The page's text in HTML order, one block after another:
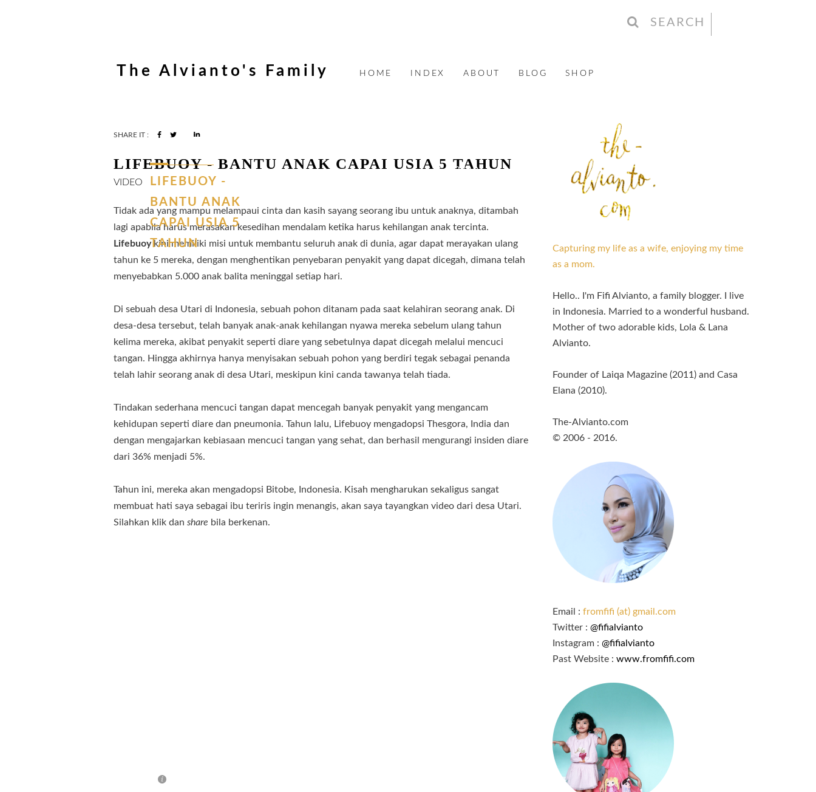
SEARCH
The Alvianto's Family HOME INDEX ABOUT BLOG SHOP
LIFEBUOY -
BANTU ANAK
CAPAIUSIA5
TAHUN
6/02/2014
SHARE IT :
LIFEBUOY - BANTU ANAK CAPAI USIA 5 TAHUN
VIDEO
Tidak ada yang mampu melampaui cinta dan kasih sayang seorang ibu untuk anaknya, ditambah
lagi apabila harus merasakan kesedihan mendalam ketika harus kehilangan anak tercinta.
Lifebuoykini memiliki misi untuk membantu seluruh anak di dunia, agar dapat merayakan ulang
tahun ke 5 mereka, dengan menghentikan penyebaran penyakit yang dapat dicegah, dimana telah
menyebabkan 5.000 anak balita meninggal setiap hari.
Di sebuah desa Utari di Indonesia, sebuah pohon ditanam pada saat kelahiran seorang anak. Di
desa-desa tersebut, telah banyak anak-anak kehilangan nyawa mereka sebelum ulang tahun
kelima mereka, akibat penyakit seperti diare yang sebetulnya dapat dicegah melalui mencuci
tangan. Hingga akhirnya hanya menyisakan sebuah pohon yang berdiri tegak sebagai penanda
telah lahir seorang anak di desa Utari, meskipun kini canda tawanya telah tiada.
Tindakan sederhana mencuci tangan dapat mencegah banyak penyakit yang mengancam
kehidupan seperti diare dan pneumonia. Tahun lalu, Lifebuoy mengadopsi Thesgora, India dan
dengan mengajarkan kebiasaan mencuci tangan yang sehat, dan berhasil mengurangi insiden diare
dari 36% menjadi 5%.
Tahun ini, mereka akan mengadopsi Bitobe, Indonesia. Kisah mengharukan sekaligus sangat
membuat hati saya sebagai ibu teriris ingin menangis, akan saya tayangkan video dari desa Utari.
Silahkan klik dan share bila berkenan.
Capturing my life as a wife, enjoying my time
as a mom.
Hello.. I'm Fifi Alvianto, a family blogger. I live
in Indonesia. Married to a wonderful husband.
Mother of two adorable kids, Lola & Lana
Alvianto.
Founder of Laiqa Magazine (2011) and Casa
Elana (2010).
The-Alvianto.com
© 2006 - 2016.
Email :fromfifi (at) gmail.com
Twitter :@fifialvianto
Instagram :@fifialvianto
Past Website :www.fromfifi.com